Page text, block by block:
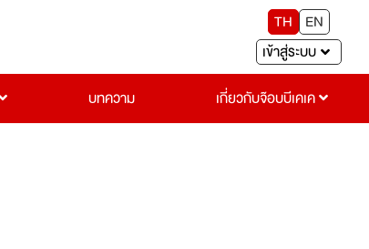
TH
EN
เข้าสู่ระบบ
บทความ เกี่ยวกับจ๊อบบีเคเค